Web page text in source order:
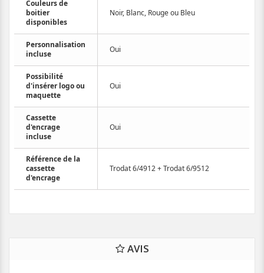
Couleurs de
boitier
disponibles
Noir, Blanc, Rouge ou Bleu
Personnalisation
incluse
Oui
Possibilité
d'insérer logo ou
maquette
Oui
Cassette
d'encrage
incluse
Oui
Référence de la
cassette
d'encrage
Trodat 6/4912 + Trodat 6/9512
AVIS